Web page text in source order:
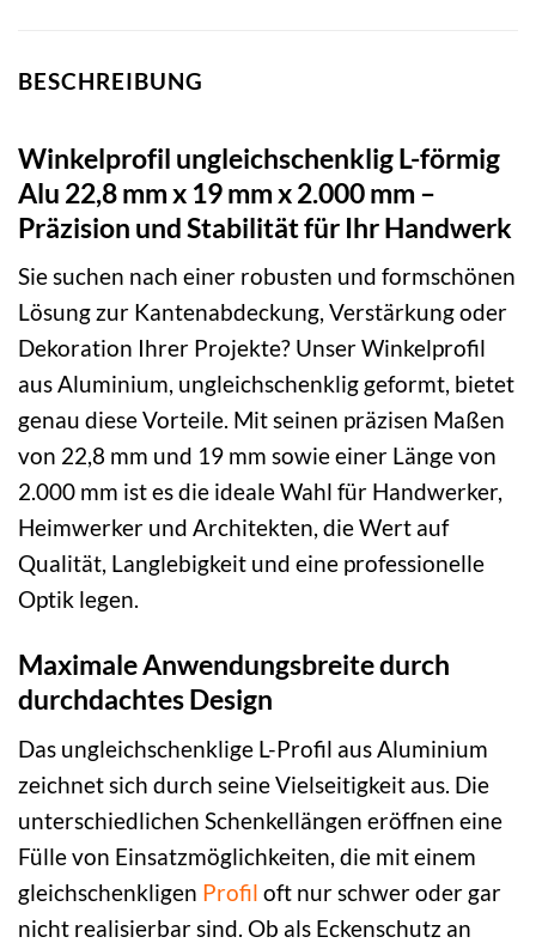
BESCHREIBUNG
Winkelprofil ungleichschenklig L-förmig
Alu 22,8 mm x 19 mm x 2.000 mm –
Präzision und Stabilität für Ihr Handwerk
Sie suchen nach einer robusten und formschönen
Lösung zur Kantenabdeckung, Verstärkung oder
Dekoration Ihrer Projekte? Unser Winkelprofil
aus Aluminium, ungleichschenklig geformt, bietet
genau diese Vorteile. Mit seinen präzisen Maßen
von 22,8 mm und 19 mm sowie einer Länge von
2.000 mm ist es die ideale Wahl für Handwerker,
Heimwerker und Architekten, die Wert auf
Qualität, Langlebigkeit und eine professionelle
Optik legen.
Maximale Anwendungsbreite durch
durchdachtes Design
Das ungleichschenklige L-Profil aus Aluminium
zeichnet sich durch seine Vielseitigkeit aus. Die
unterschiedlichen Schenkellängen eröffnen eine
Fülle von Einsatzmöglichkeiten, die mit einem
gleichschenkligen Profil oft nur schwer oder gar
nicht realisierbar sind. Ob als Eckenschutz an